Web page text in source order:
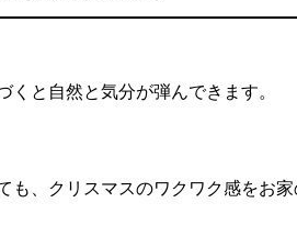
と自然と気分が弾んできます。
も、クリスマスのワクワク感をお